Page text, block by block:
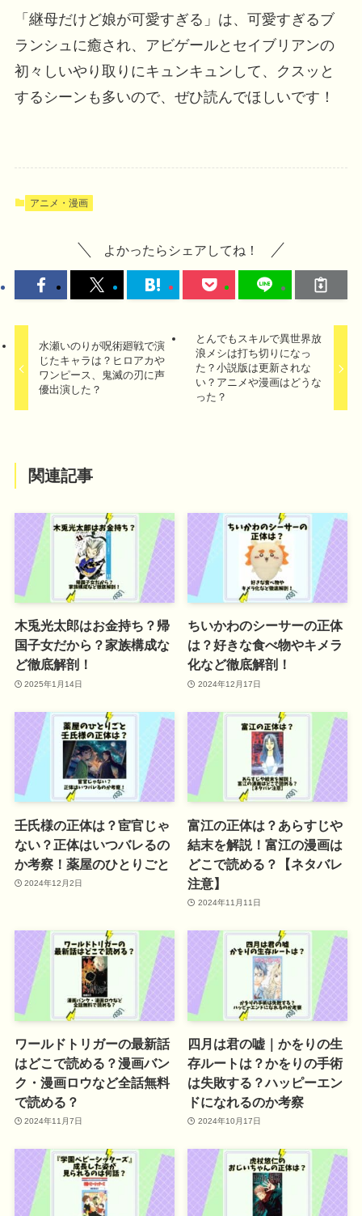
「継母だけど娘が可愛すぎる」は、可愛すぎるブ
ランシュに癒され、アビゲールとセイブリアンの
初々しいやり取りにキュンキュンして、クスッと
するシーンも多いので、ぜひ読んでほしいです！
アニメ・漫画
よかったらシェアしてね！
水瀬いのりが呪術廻戦で演
じたキャラは？ヒロアカや
ワンピース、鬼滅の刃に声
優出演した？
とんでもスキルで異世界放
浪メシは打ち切りになっ
た？小説版は更新されな
い？アニメや漫画はどうな
った？
関連記事
木兎光太郎はお金持ち？帰
国子女だから？家族構成な
ど徹底解剖！
2025年1月14日
ちいかわのシーサーの正体
は？好きな食べ物やキメラ
化など徹底解剖！
2024年12月17日
壬氏様の正体は？宦官じゃ
ない？正体はいつバレるの
か考察！薬屋のひとりごと
2024年12月2日
富江の正体は？あらすじや
結末を解説！富江の漫画は
どこで読める？【ネタバレ
注意】
2024年11月11日
ワールドトリガーの最新話
はどこで読める？漫画バン
ク・漫画ロウなど全話無料
で読める？
2024年11月7日
四月は君の嘘｜かをりの生
存ルートは？かをりの手術
は失敗する？ハッピーエン
ドになれるのか考察
2024年10月17日